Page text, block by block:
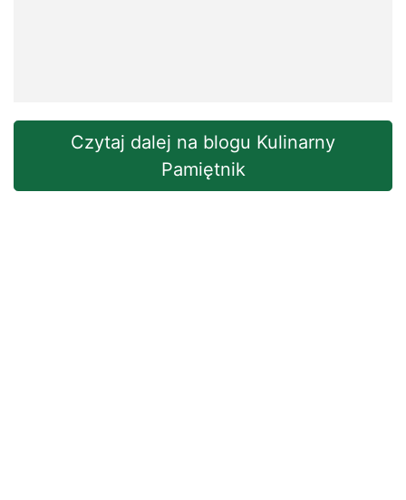
Czytaj dalej na blogu Kulinarny
Pamiętnik